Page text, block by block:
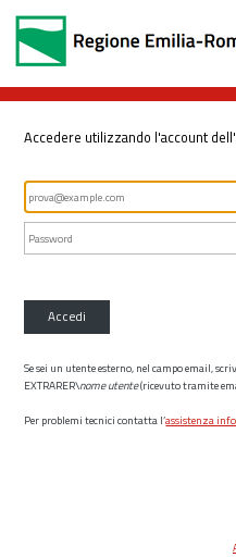
Accedere utilizzando l'account
Accedi
Se sei un utente esterno, nel campo email,
EXTRARER\nome utente(ricevuto tramite
Per problemi tecnici contatta l’assistenza